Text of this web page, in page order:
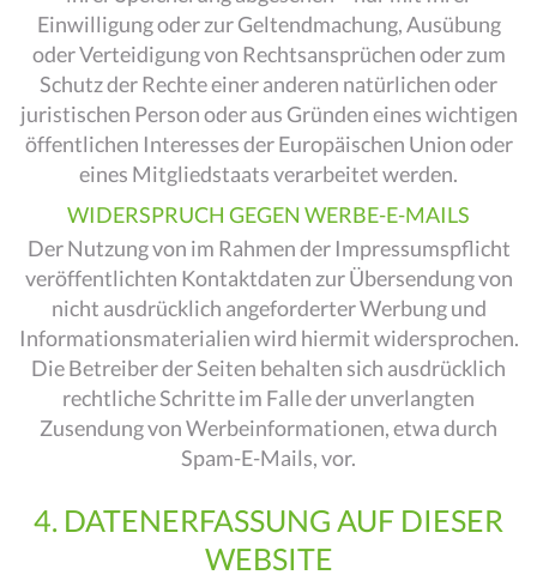
Einwilligung oder zur Geltendmachung, Ausübung
oder Verteidigung von Rechtsansprüchen oder zum
Schutz der Rechte einer anderen natürlichen oder
juristischen Person oder aus Gründen eines wichtigen
öffentlichen Interesses der Europäischen Union oder
eines Mitgliedstaats verarbeitet werden.
WIDERSPRUCH GEGEN WERBE-E-MAILS
Der Nutzung von im Rahmen der Impressumspflicht
veröffentlichten Kontaktdaten zur Übersendung von
nicht ausdrücklich angeforderter Werbung und
Informationsmaterialien wird hiermit widersprochen.
Die Betreiber der Seiten behalten sich ausdrücklich
rechtliche Schritte im Falle der unverlangten
Zusendung von Werbeinformationen, etwa durch
Spam-E-Mails, vor.
4. DATENERFASSUNG AUF DIESER
WEBSITE